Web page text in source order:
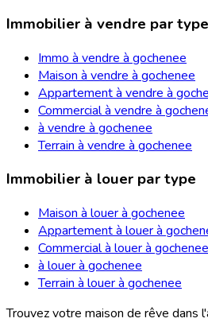
Immobilier à vendre par type
Immo à vendre à gochenee
Maison à vendre à gochenee
Appartement à vendre à
Commercial à vendre à
à vendre à gochenee
Terrain à vendre à gochenee
Immobilier à louer par type
Maison à louer à gochenee
Appartement à louer à
Commercial à louer à gochenee
à louer à gochenee
Terrain à louer à gochenee
Trouvez votre maison de rêve dans